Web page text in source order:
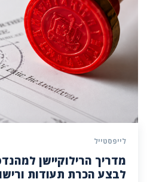
לייפסטייל
מדריך הרילוקיישן
לבצע הכרת תעודות